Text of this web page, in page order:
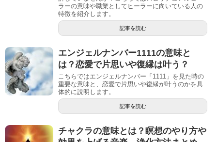
ラーの意味や職業としてヒーラーに向いている人の
特徴を紹介します。
記事を読む
エンジェルナンバー1111の意味と
は？恋愛で片思いや復縁は叶う？
こちらではエンジェルナンバー「1111」を見た時の
重要な意味と、恋愛で片思いや復縁が叶うのかを具
体的に説明します。
記事を読む
チャクラの意味とは？瞑想のやり方や